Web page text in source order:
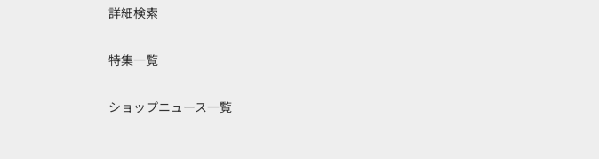
詳細検索
特集一覧
ショップニュース一覧